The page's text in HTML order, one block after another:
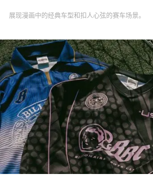
展现漫画中的经典车型和扣人心弦的赛车场景。